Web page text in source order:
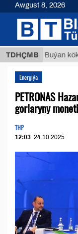
TDHÇMB
Buýan köküniň
Energiýa
PETRONAS
gorlaryny
THP
12:03 24.10.2025
Awgust 8, 2026